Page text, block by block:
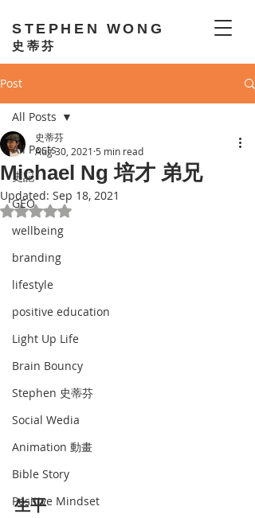
STEPHEN WONG
史蒂芬
Post
All Posts
史記
GEO
wellbeing
branding
lifestyle
positive education
Light Up Life
Brain Bouncy
Stephen 史蒂芬
Social Wedia
Animation 動畫
Bible Story
Positive Mindset
All Posts
Michael Ng 培才 弟兄
史蒂芬
Aug 30, 2021 5 min read
Updated: Sep 18, 2021
Rated NaN out of 5 stars.
生平